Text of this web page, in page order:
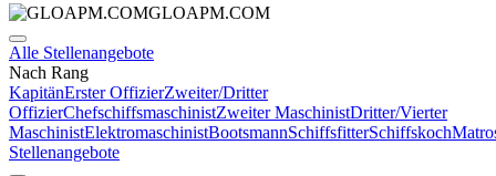
GLOAPM.COM
Alle Stellenangebote
Nach Rang
KapitänErster OffizierZweiter/Dritter
OffizierChefschiffsmaschinistZweiter MaschinistDritter/Vierter
MaschinistElektromaschinistBootsmannSchiffsfitterSchiffskoch
Stellenangebote